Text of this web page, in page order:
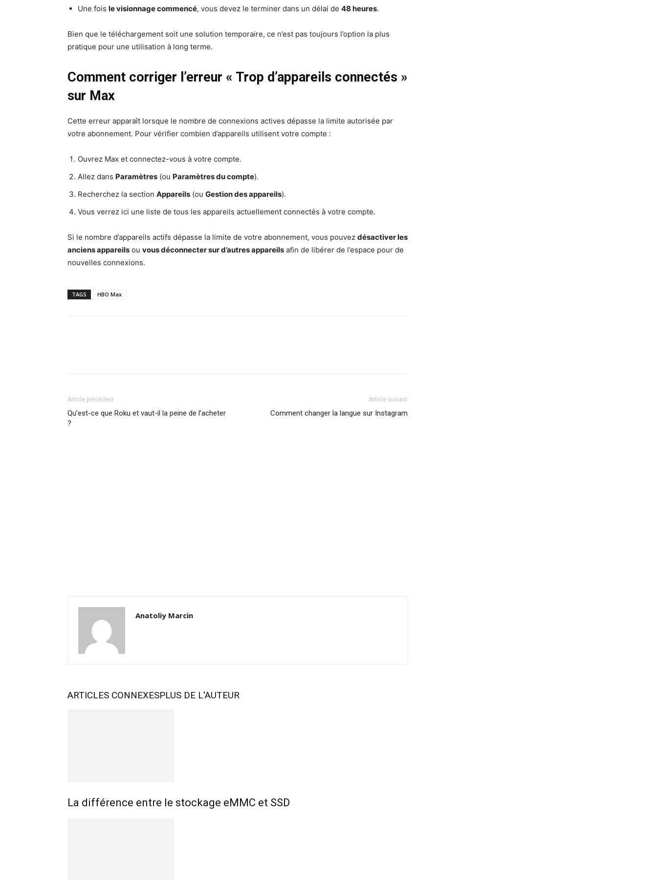
Une fois le visionnage commencé, vous devez le terminer dans un délai de 48 heures.
Bien que le téléchargement soit une solution temporaire, ce n’est pas toujours l’option la plus
pratique pour une utilisation à long terme.
Comment corriger l’erreur « Trop d’appareils connectés »
sur Max
Cette erreur apparaît lorsque le nombre de connexions actives dépasse la limite autorisée par
votre abonnement. Pour vérifier combien d’appareils utilisent votre compte :
Ouvrez Max et connectez-vous à votre compte.
Allez dans Paramètres (ou Paramètres du compte).
Recherchez la section Appareils (ou Gestion des appareils).
Vous verrez ici une liste de tous les appareils actuellement connectés à votre compte.
Si le nombre d’appareils actifs dépasse la limite de votre abonnement, vous pouvez désactiver les
anciens appareils ou vous déconnecter sur d’autres appareils afin de libérer de l’espace pour de
nouvelles connexions.
TAGS HBO Max
Article précédent
Qu’est-ce que Roku et vaut-il la peine de l’acheter
?
Article suivant
Comment changer la langue sur Instagram
Anatoliy Marcin
ARTICLES CONNEXESPLUS DE L'AUTEUR
La différence entre le stockage eMMC et SSD